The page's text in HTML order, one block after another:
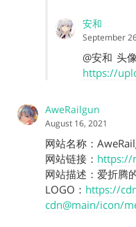
安和
September
@安和 头
https://
AweRailgun
August 16, 2021
网站名称：
网站链接： https://
网站描述：爱折腾
LOGO： https://
cdn@main/icon/